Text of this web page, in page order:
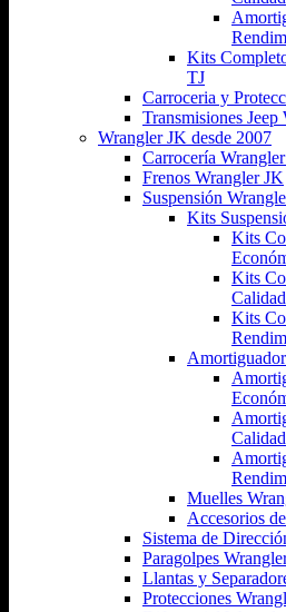
Kits
TJ
Carroceria y
Transmisiones Jeep
Wrangler JK desde 2007
Carrocería
Frenos Wrangler JK
Suspensión
Kits
Kits
Kits
Calidad
Kits
Calidad
Muelles
Accesorios
Sistema de
Paragolpes
Llantas y
Protecciones